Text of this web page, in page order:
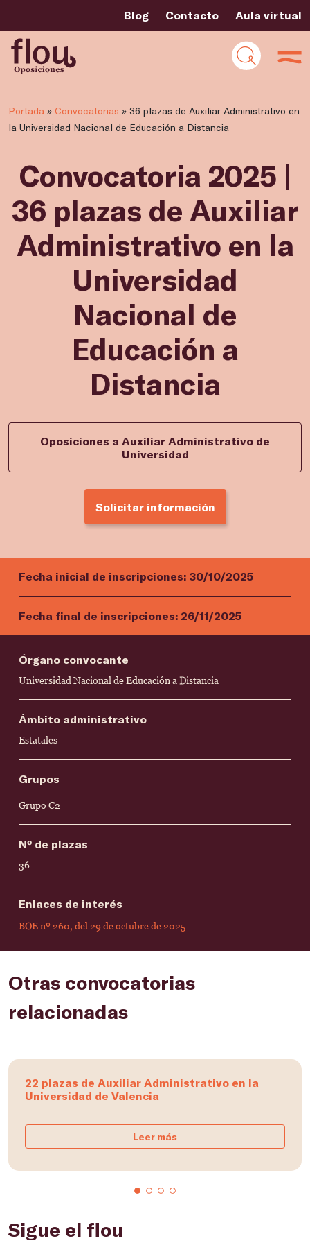
Blog Contacto Aula virtual
Portada » Convocatorias » 36 plazas de Auxiliar Administrativo en
la Universidad Nacional de Educación a Distancia
Convocatoria 2025 |
36 plazas de Auxiliar
Administrativo en la
Universidad
Nacional de
Educación a
Distancia
Oposiciones a Auxiliar Administrativo de
Universidad
Solicitar información
Fecha inicial de inscripciones: 30/10/2025
Fecha final de inscripciones: 26/11/2025
Órgano convocante
Universidad Nacional de Educación a Distancia
Ámbito administrativo
Estatales
Grupos
Grupo C2
Nº de plazas
36
Enlaces de interés
BOE nº 260, del 29 de octubre de 2025
Otras convocatorias
relacionadas
22 plazas de Auxiliar Administrativo en la
Universidad de Valencia
Leer más
Sigue el flou